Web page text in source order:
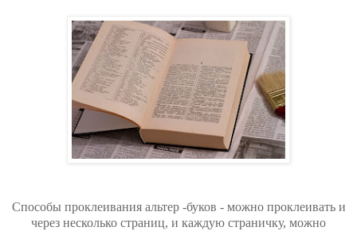
Способы проклеивания альтер -буков - можно проклеивать и
через несколько страниц, и каждую страничку, можно